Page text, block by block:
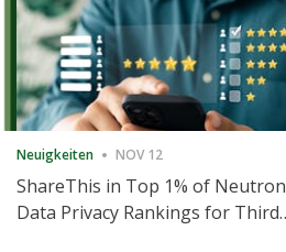
Neuigkeiten NOV 12
ShareThis in Top 1% of
Data Privacy Rankings for Third